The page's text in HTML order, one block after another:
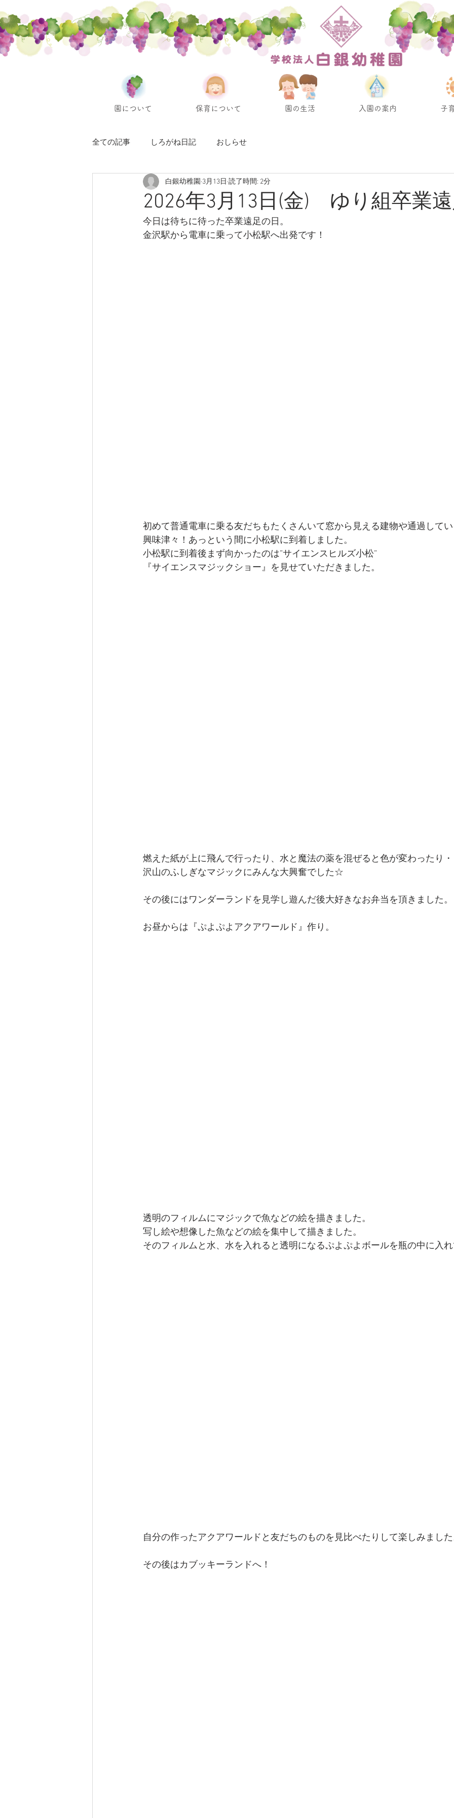
園について 保育について 園の生活 入園の案内 子
全ての記事 しろがね日記 おしらせ
2026年3月13日(金) ゆり組卒業
白銀幼稚園 3月13日 読了時間: 2分
今日は待ちに待った卒業遠足の日。
金沢駅から電車に乗って小松駅へ出発です！
初めて普通電車に乗る友だちもたくさんいて窓から見える建物や通過して
興味津々！あっという間に小松駅に到着しました。
小松駅に到着後まず向かったのは”サイエンスヒルズ小松”
『サイエンスマジックショー』を見せていただきました。
燃えた紙が上に飛んで行ったり、水と魔法の薬を混ぜると色が変わったり
沢山のふしぎなマジックにみんな大興奮でした☆
その後にはワンダーランドを見学し遊んだ後大好きなお弁当を頂きました。
お昼からは『ぷよぷよアクアワールド』作り。
透明のフィルムにマジックで魚などの絵を描きました。
写し絵や想像した魚などの絵を集中して描きました。
そのフィルムと水、水を入れると透明になるぷよぷよボールを瓶の中に入
自分の作ったアクアワールドと友だちのものを見比べたりして楽しみまし
その後はカブッキーランドへ！